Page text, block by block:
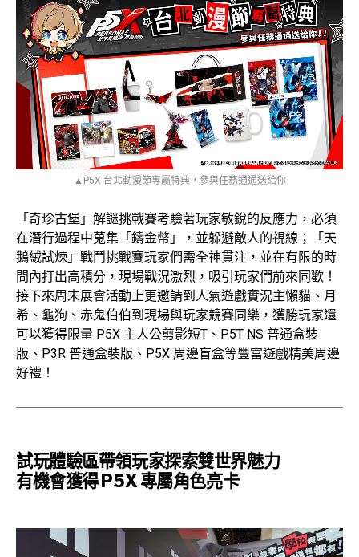
▲P5X 台北動漫節專屬特典，參與任務通通送給你
「奇珍古堡」解謎挑戰賽考驗著玩家敏銳的反應力，必須
在潛行過程中蒐集「鑄金幣」，並躲避敵人的視線；「天
鵝絨試煉」戰鬥挑戰賽玩家們需全神貫注，並在有限的時
間內打出高積分，現場戰況激烈，吸引玩家們前來同歡！
接下來周末展會活動上更邀請到人氣遊戲實況主懶貓、月
希、龜狗、赤鬼伯伯到現場與玩家競賽同樂，獲勝玩家還
可以獲得限量 P5X 主人公剪影短T、P5T NS 普通盒裝
版、P3R 普通盒裝版、P5X 周邊盲盒等豐富遊戲精美周邊
好禮！
試玩體驗區帶領玩家探索雙世界魅力
有機會獲得 P5X 專屬角色亮卡